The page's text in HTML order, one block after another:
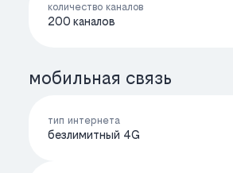
количество каналов
200 каналов
мобильная связь
тип интернета
безлимитный 4G